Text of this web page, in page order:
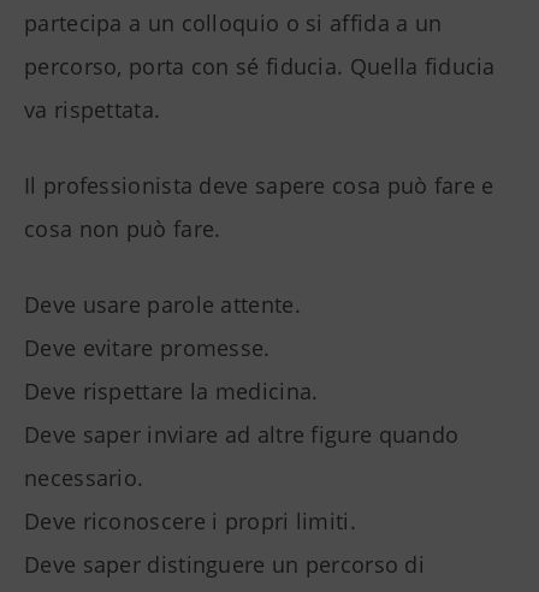
partecipa a un colloquio o si affida a un
percorso, porta con sé fiducia. Quella fiducia
va rispettata.
Il professionista deve sapere cosa può fare e
cosa non può fare.
Deve usare parole attente.
Deve evitare promesse.
Deve rispettare la medicina.
Deve saper inviare ad altre figure quando
necessario.
Deve riconoscere i propri limiti.
Deve saper distinguere un percorso di